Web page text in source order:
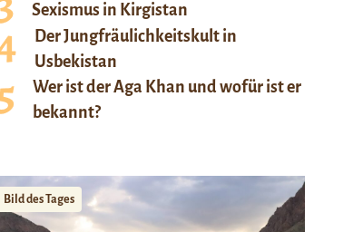
Sexismus in Kirgistan
Der Jungfräulichkeitskult in
Usbekistan
Wer ist der Aga Khan und wofür ist er
bekannt?
Bild des Tages